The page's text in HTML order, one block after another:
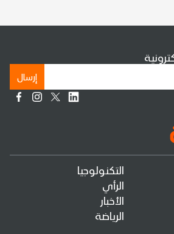
التكنولوجيا
الرأي
الأخبار
الرياضة
إرسال